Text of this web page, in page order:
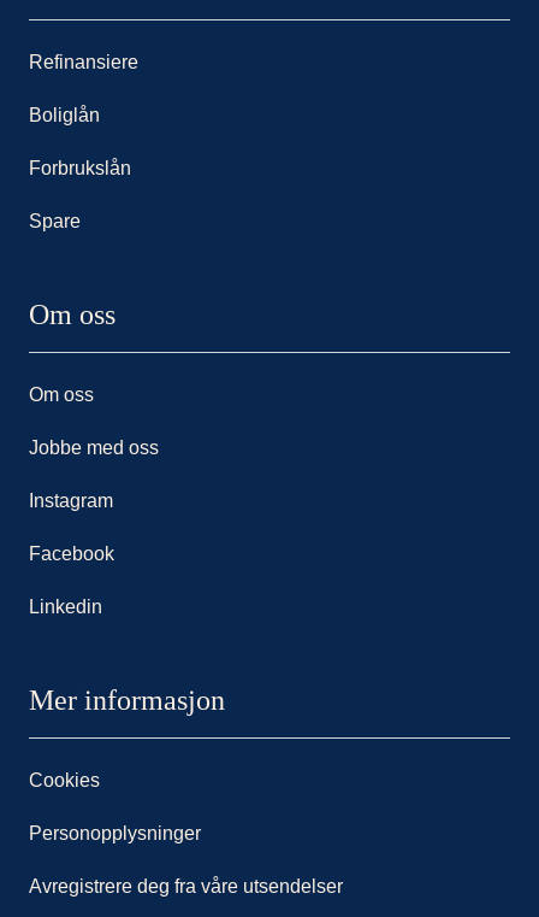
Refinansiere
Boliglån
Forbrukslån
Spare
Om oss
Om oss
Jobbe med oss
Instagram
Facebook
Linkedin
Mer informasjon
Cookies
Personopplysninger
Avregistrere deg fra våre utsendelser